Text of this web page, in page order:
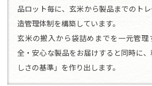
品ロット毎に、玄米から製品までのト
造管理体制を構築しています。
玄米の搬入から袋詰めまでを一元管理
全・安心な製品をお届けすると同時に
しさの基準」を作り出します。